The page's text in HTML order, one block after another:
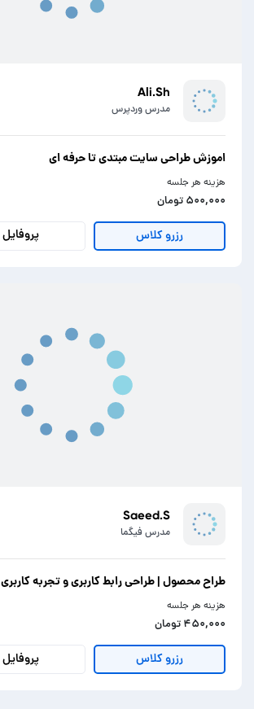
Ali.Sh
مدرس وردپرس
اموزش طراحی سایت مبتدی تا حرفه ای
هزینه هر جلسه
۵۰۰,۰۰۰ تومان
رزرو کلاس پروفایل
Saeed.S
مدرس فیگما
طراح محصول | طراحی رابط کاربری و تجربه کاربری
هزینه هر جلسه
۴۵۰,۰۰۰ تومان
رزرو کلاس پروفایل